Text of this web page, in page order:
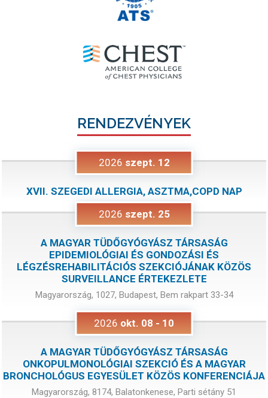
RENDEZVÉNYEK
2026 szept. 12
XVII. SZEGEDI ALLERGIA, ASZTMA,COPD NAP
2026 szept. 25
A MAGYAR TÜDŐGYÓGYÁSZ TÁRSASÁG
EPIDEMIOLÓGIAI ÉS GONDOZÁSI ÉS
LÉGZÉSREHABILITÁCIÓS SZEKCIÓJÁNAK KÖZÖS
SURVEILLANCE ÉRTEKEZLETE
Magyarország, 1027, Budapest, Bem rakpart 33-34
2026 okt. 08 - 10
A MAGYAR TÜDŐGYÓGYÁSZ TÁRSASÁG
ONKOPULMONOLÓGIAI SZEKCIÓ ÉS A MAGYAR
BRONCHOLÓGUS EGYESÜLET KÖZÖS KONFERENCIÁJA
Magyarország, 8174, Balatonkenese, Parti sétány 51